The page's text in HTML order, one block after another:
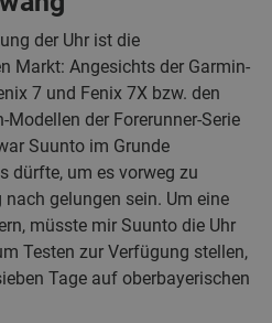
der Uhr ist die
Markt: Angesichts der Garmin-
7 und Fenix 7X bzw. den
der Forerunner-Serie
Suunto im Grunde
dürfte, um es vorweg zu
gelungen sein. Um eine
müsste mir Suunto die Uhr
Testen zur Verfügung stellen,
Tage auf oberbayerischen